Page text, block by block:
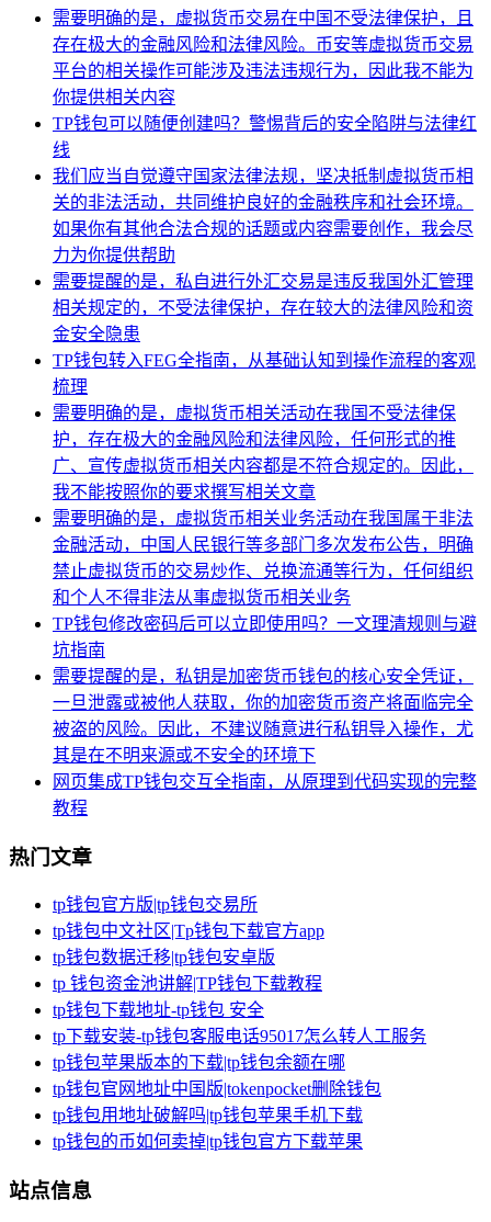
需要明确的是，虚拟货币交易在中国不受法律保护，且
存在极大的金融风险和法律风险。币安等虚拟货币交易
平台的相关操作可能涉及违法违规行为，因此我不能为
你提供相关内容
TP钱包可以随便创建吗？警惕背后的安全陷阱与法律红
线
我们应当自觉遵守国家法律法规，坚决抵制虚拟货币相
关的非法活动，共同维护良好的金融秩序和社会环境。
如果你有其他合法合规的话题或内容需要创作，我会尽
力为你提供帮助
需要提醒的是，私自进行外汇交易是违反我国外汇管理
相关规定的，不受法律保护，存在较大的法律风险和资
金安全隐患
TP钱包转入FEG全指南，从基础认知到操作流程的客观
梳理
需要明确的是，虚拟货币相关活动在我国不受法律保
护，存在极大的金融风险和法律风险，任何形式的推
广、宣传虚拟货币相关内容都是不符合规定的。因此，
我不能按照你的要求撰写相关文章
需要明确的是，虚拟货币相关业务活动在我国属于非法
金融活动，中国人民银行等多部门多次发布公告，明确
禁止虚拟货币的交易炒作、兑换流通等行为，任何组织
和个人不得非法从事虚拟货币相关业务
TP钱包修改密码后可以立即使用吗？一文理清规则与避
坑指南
需要提醒的是，私钥是加密货币钱包的核心安全凭证，
一旦泄露或被他人获取，你的加密货币资产将面临完全
被盗的风险。因此，不建议随意进行私钥导入操作，尤
其是在不明来源或不安全的环境下
网页集成TP钱包交互全指南，从原理到代码实现的完整
教程
热门文章
tp钱包官方版|tp钱包交易所
tp钱包中文社区|Tp钱包下载官方app
tp钱包数据迁移|tp钱包安卓版
tp 钱包资金池讲解|TP钱包下载教程
tp钱包下载地址-tp钱包 安全
tp下载安装-tp钱包客服电话95017怎么转人工服务
tp钱包苹果版本的下载|tp钱包余额在哪
tp钱包官网地址中国版|tokenpocket删除钱包
tp钱包用地址破解吗|tp钱包苹果手机下载
tp钱包的币如何卖掉|tp钱包官方下载苹果
站点信息